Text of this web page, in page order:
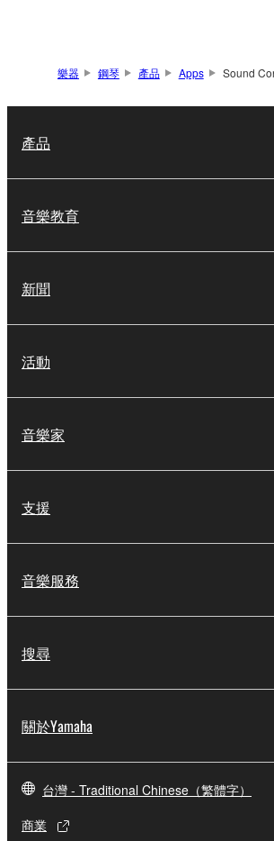
樂器 鋼琴 產品 Apps Sound
產品
音樂教育
新聞
活動
音樂家
支援
音樂服務
搜尋
關於Yamaha
台灣 - Traditional Chinese（繁體字）
商業